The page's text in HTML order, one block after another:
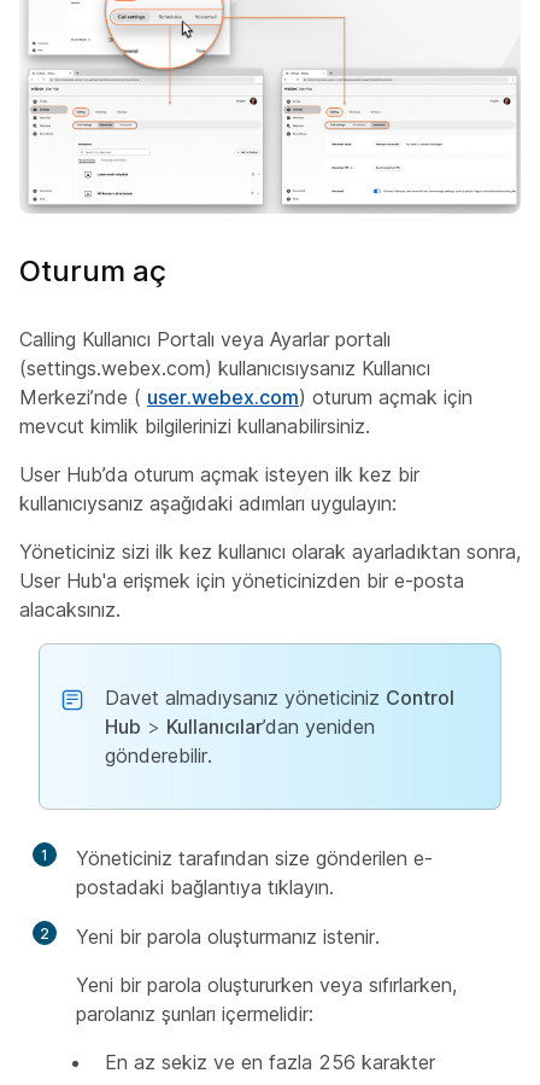
Oturum aç
Calling Kullanıcı Portalı veya Ayarlar portalı
(settings.webex.com) kullanıcısıysanız Kullanıcı
Merkezi’nde ( user.webex.com) oturum açmak için
mevcut kimlik bilgilerinizi kullanabilirsiniz.
User Hub’da oturum açmak isteyen ilk kez bir
kullanıcıysanız aşağıdaki adımları uygulayın:
Yöneticiniz sizi ilk kez kullanıcı olarak ayarladıktan sonra,
User Hub'a erişmek için yöneticinizden bir e-posta
alacaksınız.
Davet almadıysanız yöneticiniz Control
Hub > Kullanıcılar’dan yeniden
gönderebilir.
1
Yöneticiniz tarafından size gönderilen e-
postadaki bağlantıya tıklayın.
2
Yeni bir parola oluşturmanız istenir.
Yeni bir parola oluştururken veya sıfırlarken,
parolanız şunları içermelidir:
En az sekiz ve en fazla 256 karakter